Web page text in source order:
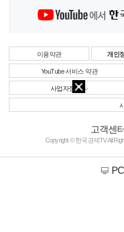
이용약관 개인
YouTube 서비스 약관
사업자정보
고객센터
Copyright © 한국경제TV All